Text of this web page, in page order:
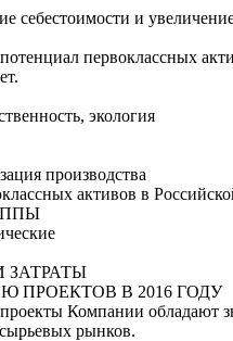
себестоимости и
первоклассных
экология
производства
активов в
ЗАТРАТЫ
ПРОЕКТОВ В 2016 ГОДУ
Компании обладают
рынков.